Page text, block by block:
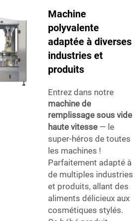
Machine
polyvalente
adaptée à diverses
industries et
produits
Entrez dans notre
machine de
remplissage sous vide
haute vitesse — le
super-héros de toutes
les machines !
Parfaitement adapté à
de multiples industries
et produits, allant des
aliments délicieux aux
cosmétiques stylés.